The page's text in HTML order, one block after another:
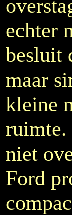
echter
besluit
maar
kleine
ruimte.
niet
Ford